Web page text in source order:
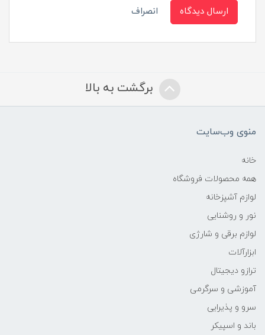
ارسال دیدگاه انصراف
برگشت به بالا
منوی وب‌سایت
خانه
همه محصولات فروشگاه
لوازم آشپزخانه
نور و روشنایی
لوازم برقی و شارژی
ابزارآلات
ترازو دیجیتال
آموزشی و سرگرمی
سرو و پذیرایی
باند و اسپیکر